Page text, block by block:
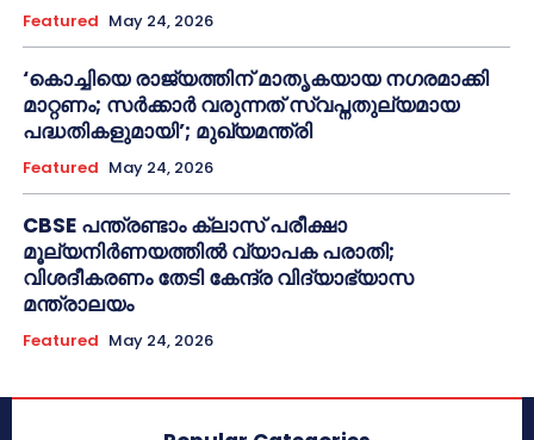
Featured May 24, 2026
‘കൊച്ചിയെ രാജ്യത്തിന് മാതൃകയായ നഗരമാക്കി
മാറ്റണം; സർക്കാർ വരുന്നത് സ്വപ്നതുല്യമായ
പദ്ധതികളുമായി’; മുഖ്യമന്ത്രി
Featured May 24, 2026
CBSE പന്ത്രണ്ടാം ക്ലാസ് പരീക്ഷാ
മൂല്യനിർണയത്തിൽ വ്യാപക പരാതി;
വിശദീകരണം തേടി കേന്ദ്ര വിദ്യാഭ്യാസ
മന്ത്രാലയം
Featured May 24, 2026